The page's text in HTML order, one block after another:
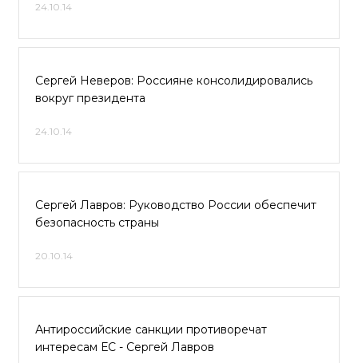
24.10.14
Сергей Неверов: Россияне консолидировались
вокруг президента
24.10.14
Сергей Лавров: Руководство России обеспечит
безопасность страны
20.10.14
Антироссийские санкции противоречат
интересам ЕС - Сергей Лавров